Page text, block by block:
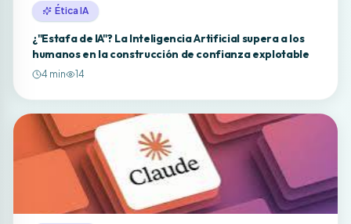
Ética IA
¿"Estafa de IA"? La Inteligencia Artificial supera a los
humanos en la construcción de confianza explotable
4 min 14